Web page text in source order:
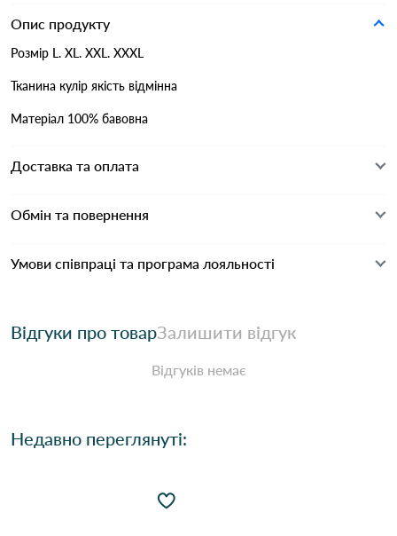
Опис продукту
Розмір L. XL. XXL. XXXL
Тканина кулір якість відмінна
Матеріал 100% бавовна
Доставка та оплата
Обмін та повернення
Умови співпраці та програма лояльності
Відгуки про товарЗалишити відгук
Відгуків немає
Недавно переглянуті: